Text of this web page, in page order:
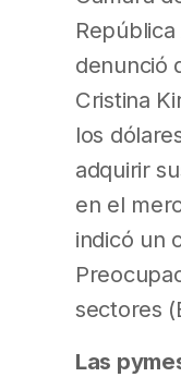
denunció
Cristina
los
adquirir
en el
indicó un
sectores
Las